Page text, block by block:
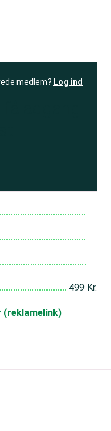
medlem? Log ind
499 Kr.
(reklamelink)